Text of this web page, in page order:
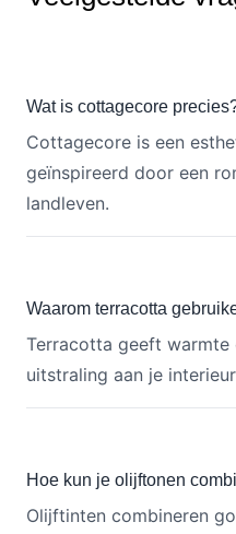
Wat is cottagecore
Cottagecore is een
geïnspireerd door een
landleven.
Waarom terracotta
Terracotta geeft warmte
uitstraling aan je
Hoe kun je olijftonen
Olijftinten combineren